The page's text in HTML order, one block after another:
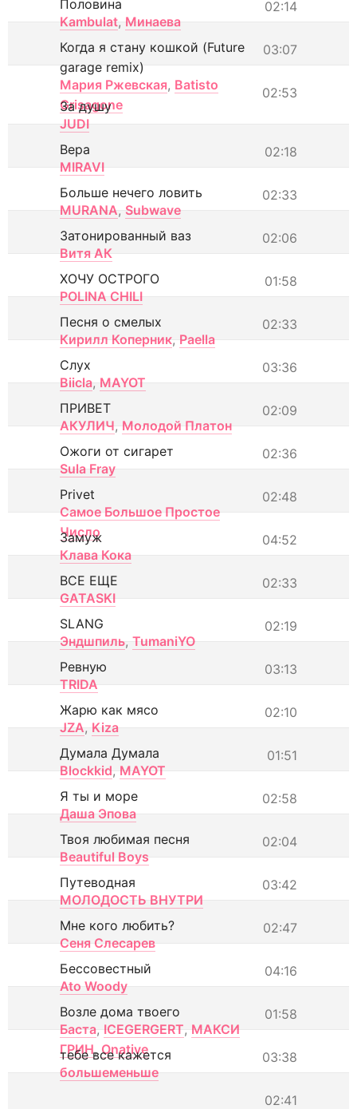
02:14
Половина
Kambulat, Минаева
03:07
Когда я стану кошкой (Future
garage remix)
Мария Ржевская, Batisto
Grisagone
02:53
За душу
JUDI
02:18
Вера
MIRAVI
02:33
Больше нечего ловить
MURANA, Subwave
02:06
Затонированный ваз
Витя АК
01:58
ХОЧУ ОСТРОГО
POLINA CHILI
02:33
Песня о смелых
Кирилл Коперник, Paella
03:36
Слух
Biicla, MAYOT
02:09
ПРИВЕТ
АКУЛИЧ, Молодой Платон
02:36
Ожоги от сигарет
Sula Fray
02:48
Privet
Самое Большое Простое
Число
04:52
Замуж
Клава Кока
02:33
ВСЕ ЕЩЕ
GATASKI
02:19
SLANG
Эндшпиль, TumaniYO
03:13
Ревную
TRIDA
02:10
Жарю как мясо
JZA, Kiza
01:51
Думала Думала
Blockkid, MAYOT
02:58
Я ты и море
Даша Эпова
02:04
Твоя любимая песня
Beautiful Boys
03:42
Путеводная
МОЛОДОСТЬ ВНУТРИ
02:47
Мне кого любить?
Сеня Слесарев
04:16
Бессовестный
Ato Woody
01:58
Возле дома твоего
Баста, ICEGERGERT, МАКСИ
ГРИН, Onative 03:38
тебе все кажется
большеменьше
02:41